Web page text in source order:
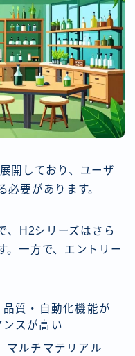
開しており、ユーザ
必要があります。
、H2シリーズはさら
。一方で、エントリー
質・自動化機能が
スが高い
マルチマテリアル